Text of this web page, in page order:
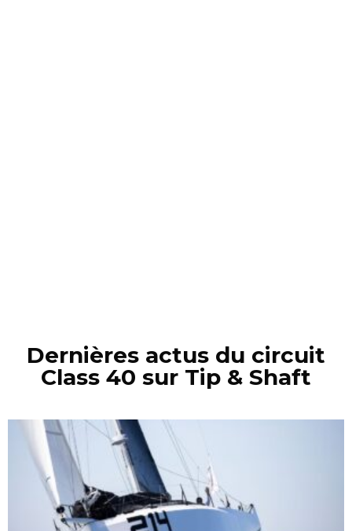
Dernières actus du circuit
Class 40 sur Tip & Shaft